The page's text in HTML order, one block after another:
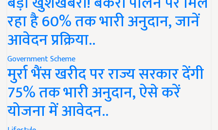
रहा है 60% तक भारी अनुदान, जानें
आवेदन प्रक्रिया..
Government Scheme
मुर्रा भैंस खरीद पर राज्य सरकार देंगी
75% तक भारी अनुदान, ऐसे करें
योजना में आवेदन..